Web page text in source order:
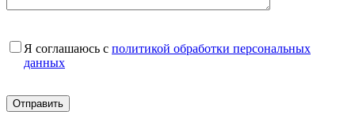
Я соглашаюсь с политикой обработки персональных
данных